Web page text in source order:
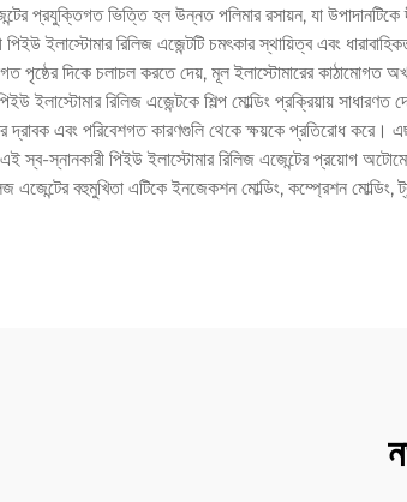
প্রযুক্তিগত ভিত্তি হল উন্নত পলিমার রসায়ন, যা
ইলাস্টোমার রিলিজ এজেন্টটি চমৎকার স্থায়িত্ব এবং
পৃষ্ঠের দিকে চলাচল করতে দেয়, মূল ইলাস্টোমারের কাঠামোগত
ইলাস্টোমার রিলিজ এজেন্টকে শিল্প মোল্ডিং প্রক্রিয়ায়
দ্রাবক এবং পরিবেশগত কারণগুলি থেকে ক্ষয়কে প্রতিরোধ করে।
স্ব-স্নানকারী পিইউ ইলাস্টোমার রিলিজ এজেন্টের প্রয়োগ
এজেন্টের বহুমুখিতা এটিকে ইনজেকশন মোল্ডিং, কম্প্রেশন